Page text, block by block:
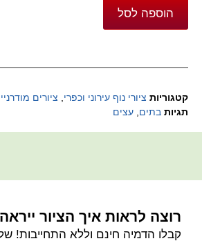
הוספה לסל
קטגוריות ציורי נוף עירוני וכפרי, ציורים
תגיות בתים, עצים
רוצה לראות איך הציור
קבלו הדמיה חינם וללא התחייבות!